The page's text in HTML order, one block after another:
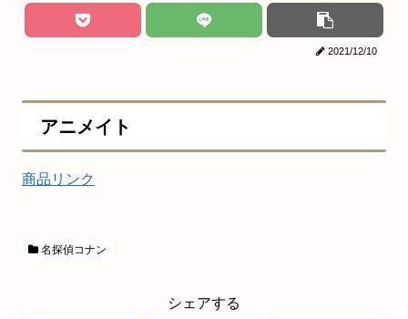
2021/12/10
アニメイト
商品リンク
名探偵コナン
シェアする